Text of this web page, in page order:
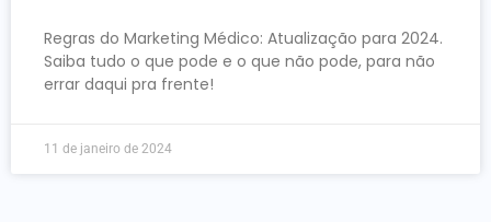
Regras do Marketing Médico: Atualização para 2024.
Saiba tudo o que pode e o que não pode, para não
errar daqui pra frente!
11 de janeiro de 2024